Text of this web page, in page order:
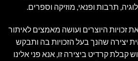
תרבות ופנאי, מוזיקה וספרים.
זכויות היוצרים ועושה מאמצים לאיתור
יצירה שהנך בעל הזכויות בה ותבקש
קבלת קרדיט ביצירה זו, אנא פני אלינו